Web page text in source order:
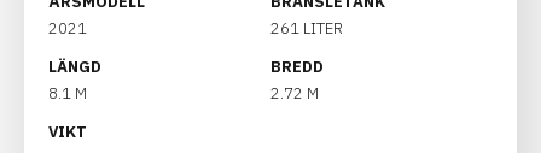
2021
261 LITER
LÄNGD
8.1 M
BREDD
2.72 M
VIKT